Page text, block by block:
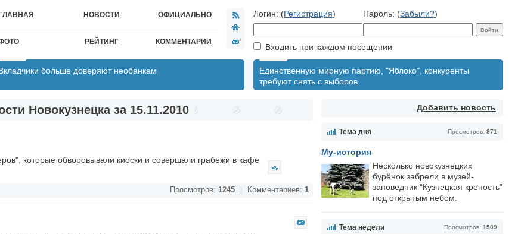
ГЛАВНАЯ НОВОСТИ ОФИЦИАЛЬНО
РЕЙТИНГ КОММЕНТАРИИ
Логин: (Регистрация) Пароль: (Забыли?)
Входить при каждом посещении
больше доверяют необанкам
Единственную мирную партию, "Яблоко", конкуренты
требуют снять с выборов
Добавить новость
Просмотров: 871
Тема дня
Му-история
Несколько новокузнецких
бурёнок забрели в музей-
заповедник “Кузнецкая крепость”
под открытым небом.
Просмотров: 1509
Тема недели
Новокузнецка за 15.11.2010
которые обворовывали киоски и совершали грабежи в кафе
Просмотров: 1245 Комментариев: 1